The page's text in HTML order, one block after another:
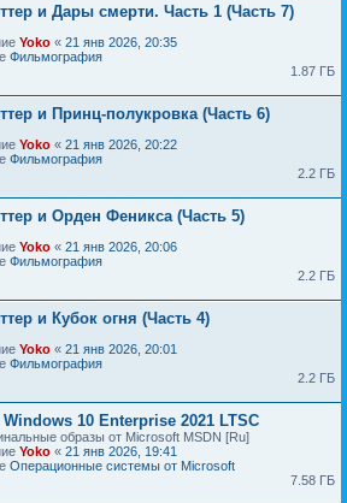
и Дары смерти. Часть 1 (Часть 7)
Yoko « 21 янв 2026, 20:35
Фильмография
1.87 ГБ
и Принц-полукровка (Часть 6)
Yoko « 21 янв 2026, 20:22
Фильмография
2.2 ГБ
и Орден Феникса (Часть 5)
Yoko « 21 янв 2026, 20:06
Фильмография
2.2 ГБ
и Кубок огня (Часть 4)
Yoko « 21 янв 2026, 20:01
Фильмография
2.2 ГБ
10 Enterprise 2021 LTSC
образы от Microsoft MSDN [Ru]
Yoko « 21 янв 2026, 19:41
Операционные системы от Microsoft
7.58 ГБ